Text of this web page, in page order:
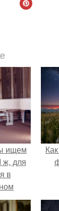
ищем
ж, для
в